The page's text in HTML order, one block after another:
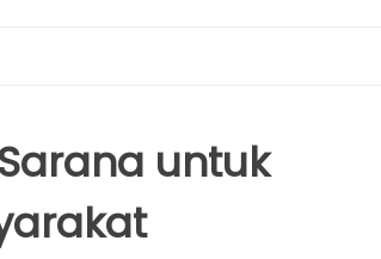
untuk